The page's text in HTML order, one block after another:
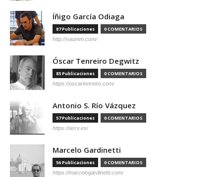
Íñigo García Odiaga
87 Publicaciones 0 COMENTARIOS
http://vaumm.com/
Óscar Tenreiro Degwitz
85 Publicaciones 0 COMENTARIOS
https://oscartenreiro.com/
Antonio S. Río Vázquez
57 Publicaciones 0 COMENTARIOS
https://asrv.es/
Marcelo Gardinetti
56 Publicaciones 0 COMENTARIOS
https://marcelogardinetti.com/